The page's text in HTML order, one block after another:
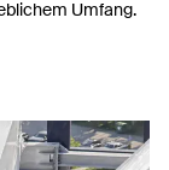
Umfang.